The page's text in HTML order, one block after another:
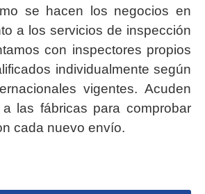
se hacen los negocios en
a los servicios de inspección
con inspectores propios
individualmente según
vigentes. Acuden
a las fábricas para comprobar
cada nuevo envío.